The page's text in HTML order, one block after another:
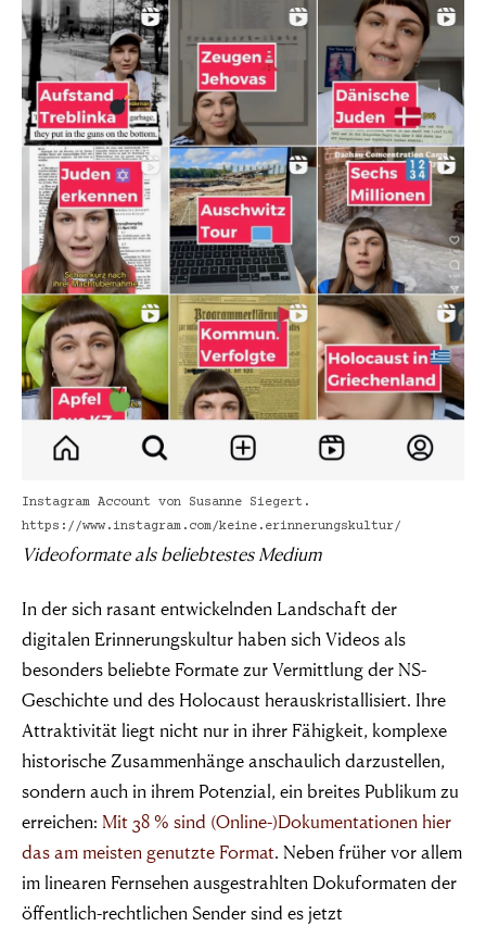
Instagram Account von Susanne Siegert.
https://www.instagram.com/keine.erinnerungskultur/
Videoformate als beliebtestes Medium
In der sich rasant entwickelnden Landschaft der
digitalen Erinnerungskultur haben sich Videos als
besonders beliebte Formate zur Vermittlung der NS-
Geschichte und des Holocaust herauskristallisiert. Ihre
Attraktivität liegt nicht nur in ihrer Fähigkeit, komplexe
historische Zusammenhänge anschaulich darzustellen,
sondern auch in ihrem Potenzial, ein breites Publikum zu
erreichen: Mit 38 % sind (Online-)Dokumentationen hier
das am meisten genutzte Format. Neben früher vor allem
im linearen Fernsehen ausgestrahlten Dokuformaten der
öffentlich-rechtlichen Sender sind es jetzt